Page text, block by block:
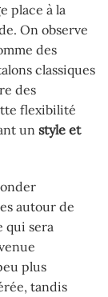
place à la
On observe
des
classiques
des
flexibilité
unstyle et
autour de
qui sera
plus
tandis